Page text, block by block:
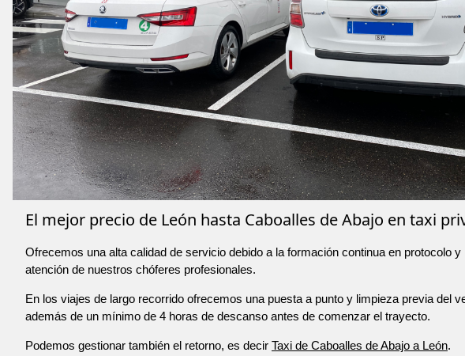
El mejor precio de León hasta Caboalles de Abajo en taxi
Ofrecemos una alta calidad de servicio debido a la formación continua en protocolo y
atención de nuestros chóferes profesionales.
En los viajes de largo recorrido ofrecemos una puesta a punto y limpieza previa del
además de un mínimo de 4 horas de descanso antes de comenzar el trayecto.
Podemos gestionar también el retorno, es decir Taxi de Caboalles de Abajo a León.